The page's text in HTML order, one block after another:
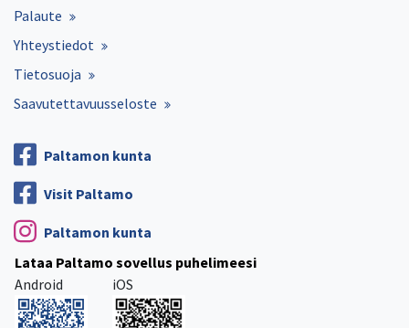
Palaute
Yhteystiedot
Tietosuoja
Saavutettavuusseloste
Paltamon kunta
Visit Paltamo
Paltamon kunta
Lataa Paltamo sovellus puhelimeesi
Android
iOS